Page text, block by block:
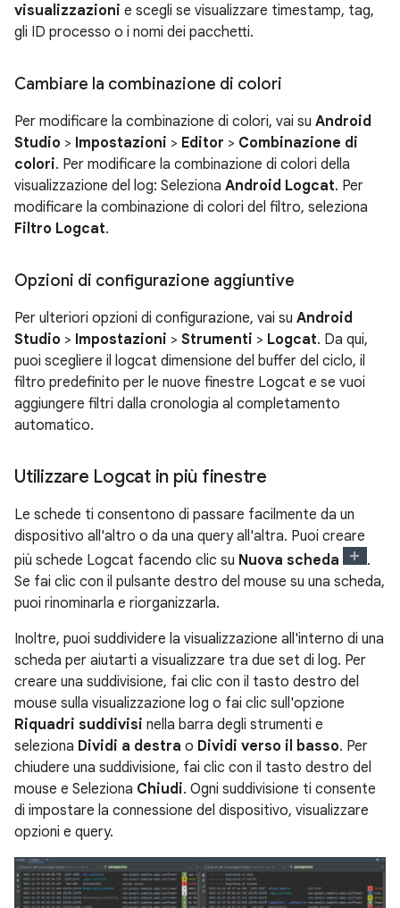
visualizzazioni e scegli se visualizzare timestamp, tag,
gli ID processo o i nomi dei pacchetti.
Cambiare la combinazione di colori
Per modificare la combinazione di colori, vai su Android
Studio > Impostazioni > Editor > Combinazione di
colori. Per modificare la combinazione di colori della
visualizzazione del log: Seleziona Android Logcat. Per
modificare la combinazione di colori del filtro, seleziona
Filtro Logcat.
Opzioni di configurazione aggiuntive
Per ulteriori opzioni di configurazione, vai su Android
Studio > Impostazioni > Strumenti > Logcat. Da qui,
puoi scegliere il logcat dimensione del buffer del ciclo, il
filtro predefinito per le nuove finestre Logcat e se vuoi
aggiungere filtri dalla cronologia al completamento
automatico.
Utilizzare Logcat in più finestre
Le schede ti consentono di passare facilmente da un
dispositivo all'altro o da una query all'altra. Puoi creare
più schede Logcat facendo clic su Nuova scheda
.
Se fai clic con il pulsante destro del mouse su una scheda,
puoi rinominarla e riorganizzarla.
Inoltre, puoi suddividere la visualizzazione all'interno di una
scheda per aiutarti a visualizzare tra due set di log. Per
creare una suddivisione, fai clic con il tasto destro del
mouse sulla visualizzazione log o fai clic sull'opzione
Riquadri suddivisi nella barra degli strumenti e
seleziona Dividi a destra o Dividi verso il basso. Per
chiudere una suddivisione, fai clic con il tasto destro del
mouse e Seleziona Chiudi. Ogni suddivisione ti consente
di impostare la connessione del dispositivo, visualizzare
opzioni e query.